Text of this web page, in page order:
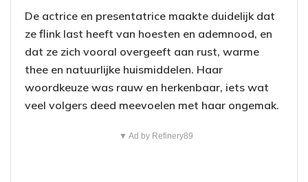
De actrice en presentatrice maakte duidelijk dat
ze flink last heeft van hoesten en ademnood, en
dat ze zich vooral overgeeft aan rust, warme
thee en natuurlijke huismiddelen. Haar
woordkeuze was rauw en herkenbaar, iets wat
veel volgers deed meevoelen met haar ongemak.
▼ Ad by Refinery89